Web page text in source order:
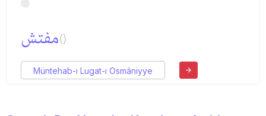
مفتش()
Müntehab-ı Lugat-ı Osmâniyye